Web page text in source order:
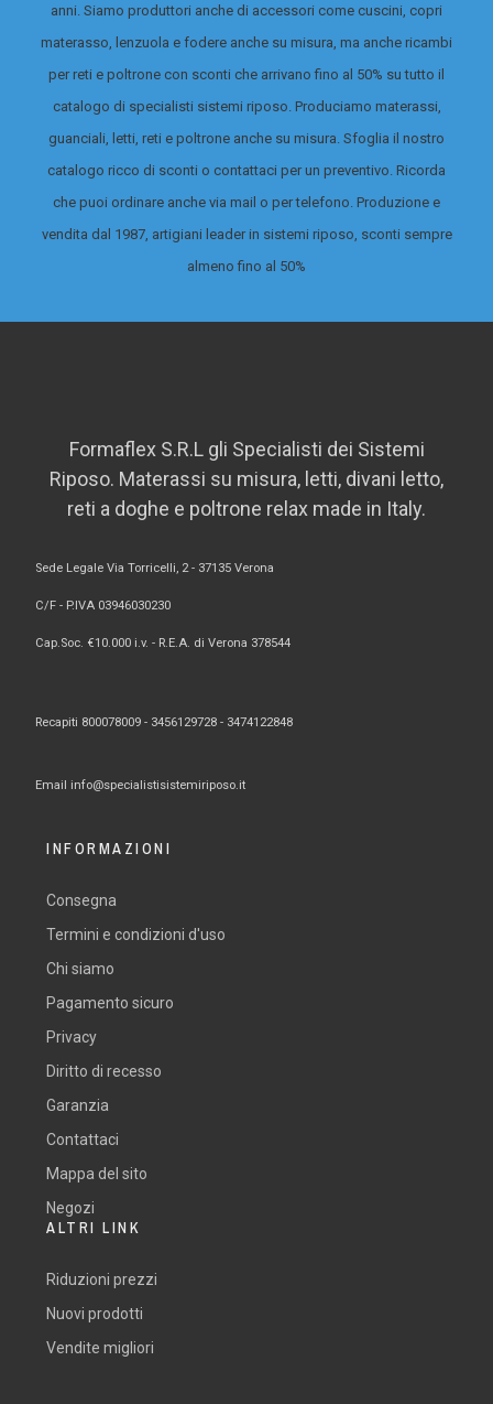
anni. Siamo produttori anche di accessori come cuscini, copri
materasso, lenzuola e fodere anche su misura, ma anche ricambi
per reti e poltrone con sconti che arrivano fino al 50% su tutto il
catalogo di specialisti sistemi riposo. Produciamo materassi,
guanciali, letti, reti e poltrone anche su misura. Sfoglia il nostro
catalogo ricco di sconti o contattaci per un preventivo. Ricorda
che puoi ordinare anche via mail o per telefono. Produzione e
vendita dal 1987, artigiani leader in sistemi riposo, sconti sempre
almeno fino al 50%
Formaflex S.R.L gli Specialisti dei Sistemi
Riposo. Materassi su misura, letti, divani letto,
reti a doghe e poltrone relax made in Italy.
Sede Legale Via Torricelli, 2 - 37135 Verona
C/F - P.IVA 03946030230
Cap.Soc. €10.000 i.v. - R.E.A. di Verona 378544
Recapiti 800078009 - 3456129728 - 3474122848
Email info@specialistisistemiriposo.it
INFORMAZIONI
Consegna
Termini e condizioni d'uso
Chi siamo
Pagamento sicuro
Privacy
Diritto di recesso
Garanzia
Contattaci
Mappa del sito
Negozi
ALTRI LINK
Riduzioni prezzi
Nuovi prodotti
Vendite migliori